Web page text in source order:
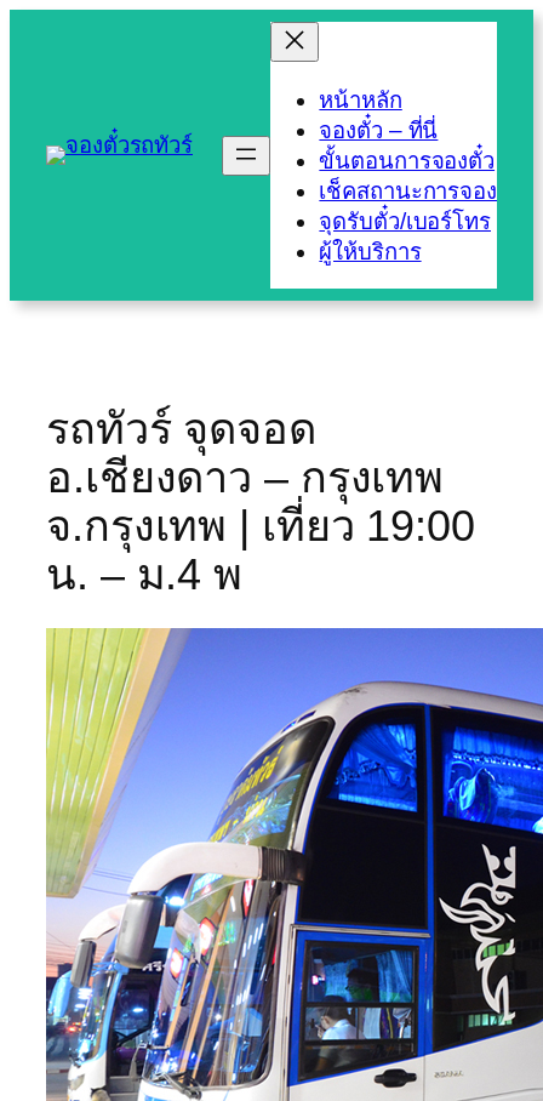
หน้าหลัก
จองตั๋ว – ที่นี่
ขั้นตอนการจองตั๋ว
เช็คสถานะการจอง
จุดรับตั๋ว/เบอร์โทร
ผู้ให้บริการ
รถทัวร์ จุดจอด
อ.เชียงดาว – กรุงเทพ
จ.กรุงเทพ | เที่ยว 19:00
น. – ม.4 พ